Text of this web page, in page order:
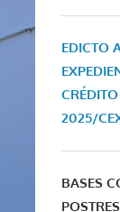
EDICTO
2025/
BASES
POSTRES